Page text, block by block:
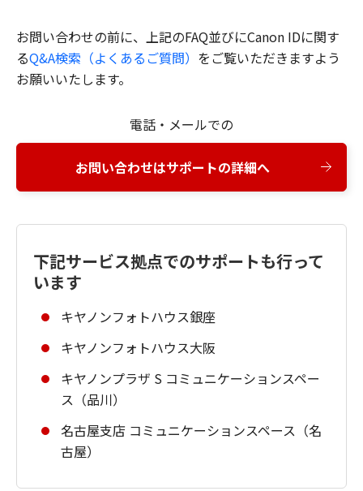
お問い合わせの前に、上記のFAQ並びにCanon IDに関す
るQ&A検索（よくあるご質問） をご覧いただきますよう
お願いいたします。
電話・メールでの
お問い合わせはサポートの詳細へ
下記サービス拠点でのサポートも行って
います
キヤノンフォトハウス銀座
キヤノンフォトハウス大阪
キヤノンプラザ S コミュニケーションスペー
ス（品川）
名古屋支店 コミュニケーションスペース（名
古屋）